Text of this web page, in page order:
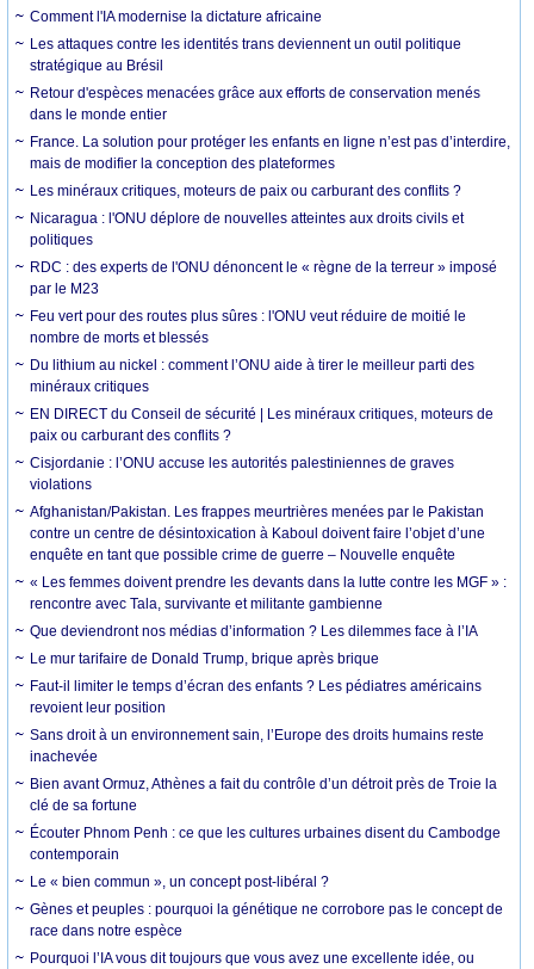
Comment l'IA modernise la dictature africaine
Les attaques contre les identités trans deviennent un outil politique
stratégique au Brésil
Retour d'espèces menacées grâce aux efforts de conservation menés
dans le monde entier
France. La solution pour protéger les enfants en ligne n’est pas d’interdire,
mais de modifier la conception des plateformes
Les minéraux critiques, moteurs de paix ou carburant des conflits ?
Nicaragua : l'ONU déplore de nouvelles atteintes aux droits civils et
politiques
RDC : des experts de l'ONU dénoncent le « règne de la terreur » imposé
par le M23
Feu vert pour des routes plus sûres : l'ONU veut réduire de moitié le
nombre de morts et blessés
Du lithium au nickel : comment l’ONU aide à tirer le meilleur parti des
minéraux critiques
EN DIRECT du Conseil de sécurité | Les minéraux critiques, moteurs de
paix ou carburant des conflits ?
Cisjordanie : l’ONU accuse les autorités palestiniennes de graves
violations
Afghanistan/Pakistan. Les frappes meurtrières menées par le Pakistan
contre un centre de désintoxication à Kaboul doivent faire l’objet d’une
enquête en tant que possible crime de guerre – Nouvelle enquête
« Les femmes doivent prendre les devants dans la lutte contre les MGF » :
rencontre avec Tala, survivante et militante gambienne
Que deviendront nos médias d’information ? Les dilemmes face à l’IA
Le mur tarifaire de Donald Trump, brique après brique
Faut-il limiter le temps d’écran des enfants ? Les pédiatres américains
revoient leur position
Sans droit à un environnement sain, l’Europe des droits humains reste
inachevée
Bien avant Ormuz, Athènes a fait du contrôle d’un détroit près de Troie la
clé de sa fortune
Écouter Phnom Penh : ce que les cultures urbaines disent du Cambodge
contemporain
Le « bien commun », un concept post-libéral ?
Gènes et peuples : pourquoi la génétique ne corrobore pas le concept de
race dans notre espèce
Pourquoi l’IA vous dit toujours que vous avez une excellente idée, ou